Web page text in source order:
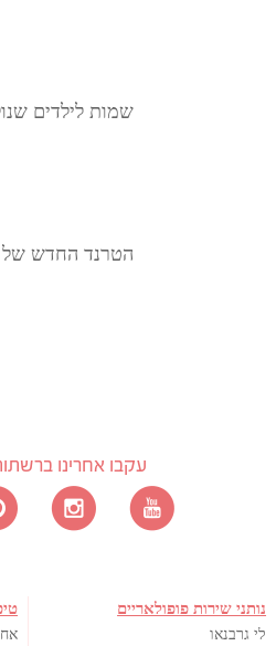
שמות לילדים
הטרנד החדש של
עקבו אחרינו
נותני שירות פופולאריים
לי גרבנאו